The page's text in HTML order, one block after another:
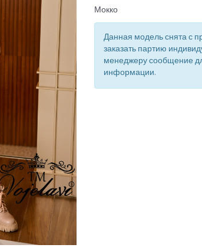
Мокко
Данная модель снята с
заказать партию
менеджеру сообщение
информации.